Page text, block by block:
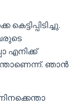
എനിക്ക്
ഞാൻ